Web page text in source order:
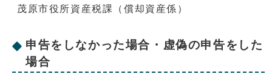
茂原市役所資産税課（償却資産係）
申告をしなかった場合・虚偽の申告をした
場合